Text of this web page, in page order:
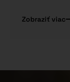
Zobraziť viac